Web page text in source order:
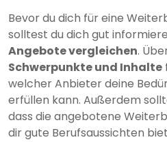
Bevor du dich für eine
solltest du dich gut
Angebote vergleichen.
Schwerpunkte und Inhalte
welcher Anbieter deine
erfüllen kann. Außerdem
dass die angebotene
dir gute Berufsaussichten